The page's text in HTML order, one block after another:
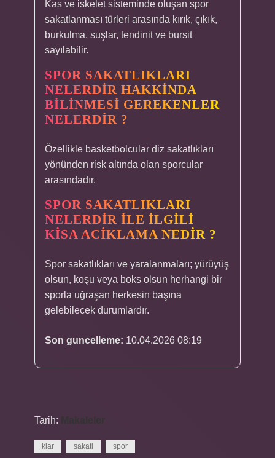
Kas ve iskelet sisteminde oluşan spor
sakatlanması türleri arasında kırık, çıkık,
burkulma, suşlar, tendinit ve bursit
sayılabilir.
SPOR SAKATLIKLARI
NELERDIR HAKKINDA
BILINMESI GEREKENLER
NELERDIR ?
Özellikle basketbolcular diz sakatlıkları
yönünden risk altında olan sporcular
arasındadır.
SPOR SAKATLIKLARI
NELERDIR ILE ILGILI
KISA ACIKLAMA NEDIR ?
Spor sakatlıkları ve yaralanmaları; yürüyüş
olsun, koşu veya boks olsun herhangi bir
sporla uğraşan herkesin başına
gelebilecek durumlardır.
Son guncelleme: 10.04.2026 08:19
Tarih:
klar sakatl spor